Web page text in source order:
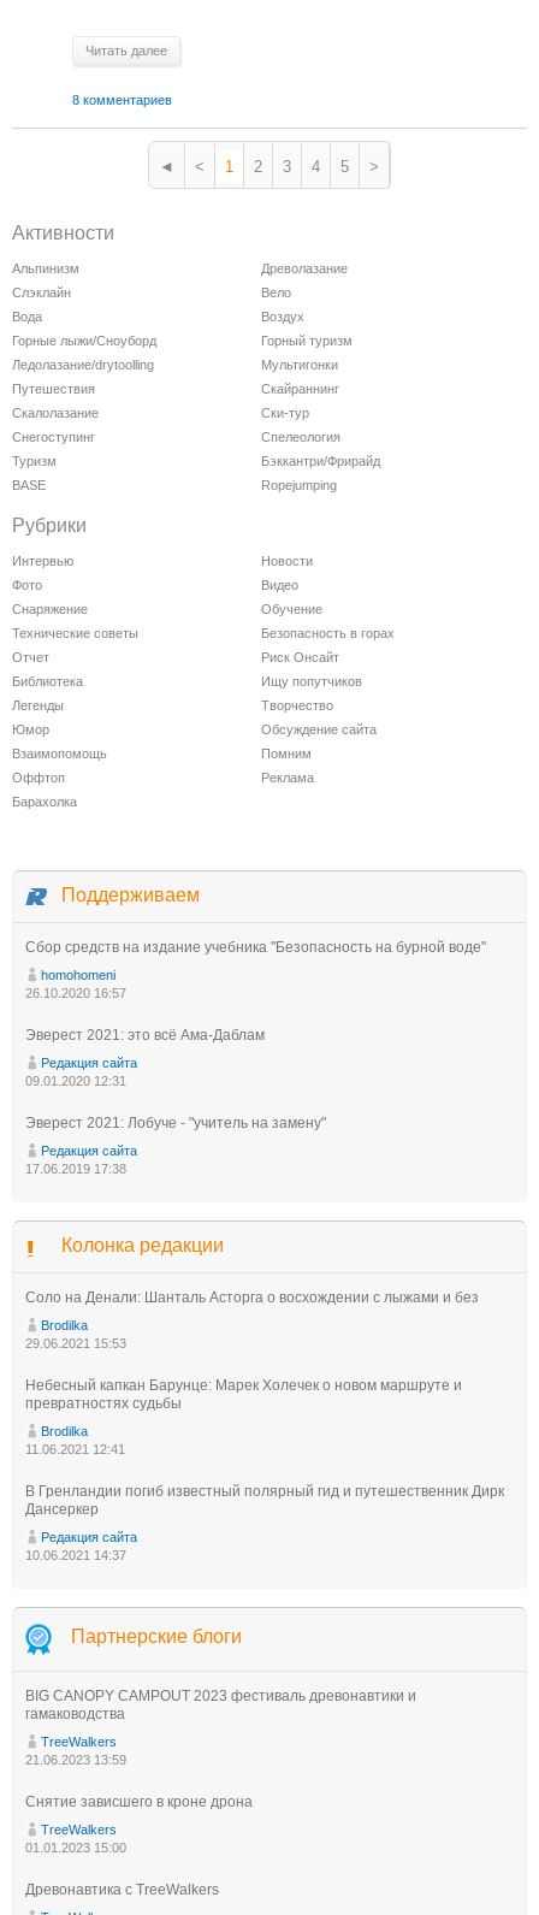
Читать далее
8 комментариев
◄ < 1 2 3 4 5 >
Активности
Альпинизм
Древолазание
Слэклайн
Вело
Вода
Воздух
Горные лыжи/Сноуборд
Горный туризм
Ледолазание/drytoolling
Мультигонки
Путешествия
Скайраннинг
Скалолазание
Ски-тур
Снегоступинг
Спелеология
Туризм
Бэккантри/Фрирайд
BASE
Ropejumping
Рубрики
Интервью
Новости
Фото
Видео
Снаряжение
Обучение
Технические советы
Безопасность в горах
Отчет
Риск Онсайт
Библиотека
Ищу попутчиков
Легенды
Творчество
Юмор
Обсуждение сайта
Взаимопомощь
Помним
Оффтоп
Реклама
Барахолка
Поддерживаем
Сбор средств на издание учебника "Безопасность на бурной воде"
homohomeni
26.10.2020 16:57
Эверест 2021: это всё Ама-Даблам
Редакция сайта
09.01.2020 12:31
Эверест 2021: Лобуче - "учитель на замену"
Редакция сайта
17.06.2019 17:38
Колонка редакции
Соло на Денали: Шанталь Асторга о восхождении с лыжами и без
Brodilka
29.06.2021 15:53
Небесный капкан Барунце: Марек Холечек о новом маршруте и
превратностях судьбы
Brodilka
11.06.2021 12:41
В Гренландии погиб известный полярный гид и путешественник Дирк
Дансеркер
Редакция сайта
10.06.2021 14:37
Партнерские блоги
BIG CANOPY CAMPOUT 2023 фестиваль древонавтики и
гамаководства
TreeWalkers
21.06.2023 13:59
Снятие зависшего в кроне дрона
TreeWalkers
01.01.2023 15:00
Древонавтика с TreeWalkers